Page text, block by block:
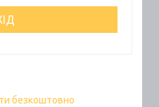
безкоштовно